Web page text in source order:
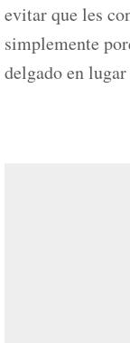
evitar que les
simplemente
delgado en